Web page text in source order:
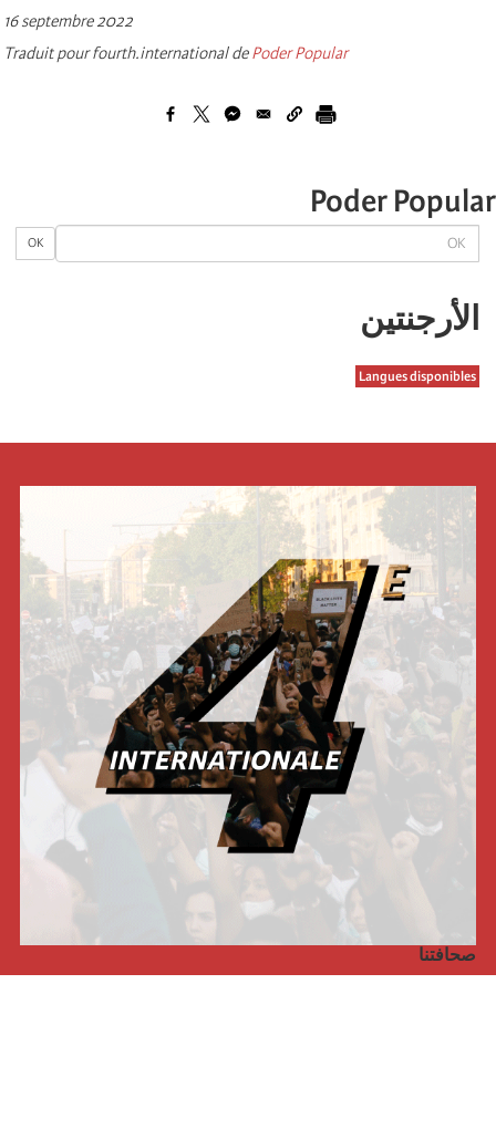
OK
OK
الأرجنتین
Langues disponibles
16 septembre 2022
Traduit pour fourth.international dePoder Popular
Poder Popular
صحافتنا